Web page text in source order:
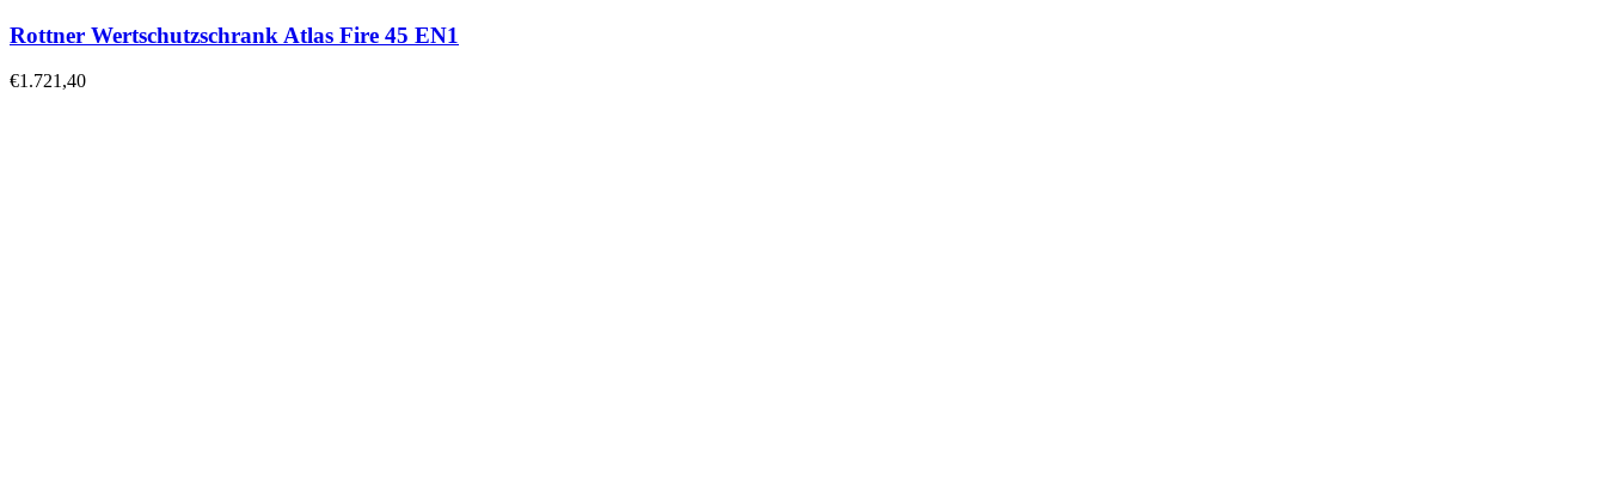
Rottner Wertschutzschrank Atlas Fire 45 EN1
€1.721,40